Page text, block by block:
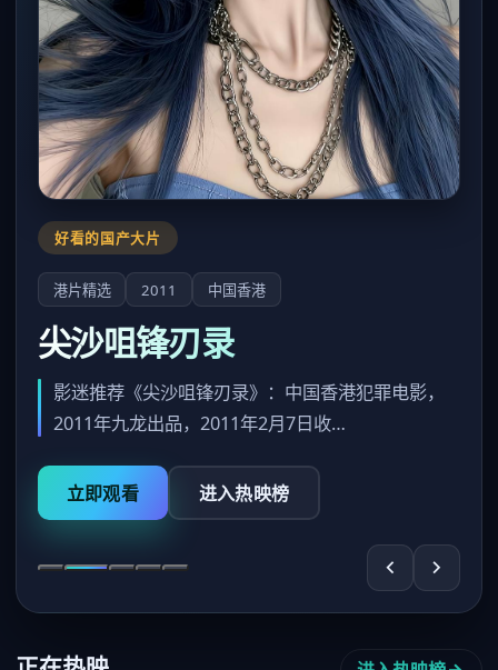
好看的国产大片
港片精选 2011 中国香港
尖沙咀锋刃录
影迷推荐《尖沙咀锋刃录》：中国香港犯罪电影，
2011年九龙出品，2011年2月7日收…
立即观看 进入热映榜